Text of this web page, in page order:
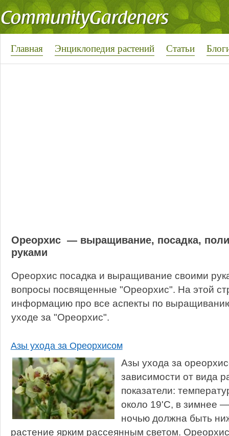
Главная Энциклопедия растений Статьи
Ореорхис — выращивание, посадка,
руками
Ореорхис посадка и выращивание своими
вопросы посвященные "Ореорхис". На этой
информацию про все аспекты по
уходе за "Ореорхис".
Азы ухода за Ореорхисом
Азы ухода за
зависимости от вида
показатели:
около 19'С, в зимнее
ночью должна быть
растение ярким рассеянным светом.